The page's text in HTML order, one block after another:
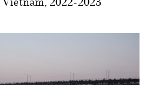
2022-2023